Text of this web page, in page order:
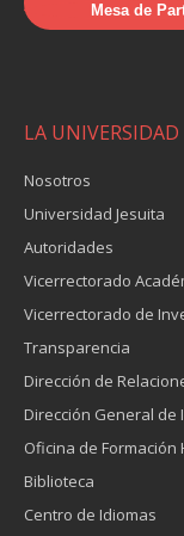
Mesa de
LA UNIVERSIDAD
Nosotros
Universidad Jesuita
Autoridades
Vicerrectorado
Vicerrectorado de
Transparencia
Dirección de
Dirección General de
Oficina de Formación
Biblioteca
Centro de Idiomas